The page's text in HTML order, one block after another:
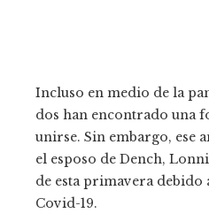
Incluso en medio de la
dos han encontrado una
unirse. Sin embargo, ese
el esposo de Dench,
de esta primavera debido
Covid-19.